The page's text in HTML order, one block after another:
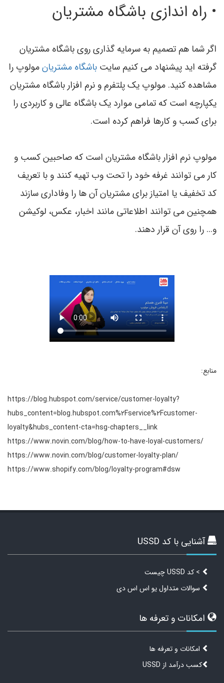
• راه اندازي باشگاه مشتریان
اگر شما هم تصمیم به سرمایه گذاری روی باشگاه مشتریان
گرفته اید پیشنهاد می کنیم سایت باشگاه مشتريانمولوپ را
مشاهده کنید. مولوپ يک پلتفرم و نرم افزار باشگاه مشتریان
یکپارچه است که تمامی موارد یک باشگاه عالی و کاربردی را
براي کسب و کارها فراهم کرده است.
مولوپ نرم افزار باشگاه مشتریان است که صاحبین کسب و
کار می توانند غرفه خود را تحت وب تهیه کنند و با تعریف
کد تخفیف یا امتیاز برای مشتریان آن ها را وفاداری سازند
همچنین می توانند اطلاعاتی مانند اخبار، عکس، لوکیشن
و... را روی آن قرار دهند.
منابع:
https://blog.hubspot.com/service/customer-loyalty?
hubs_content=blog.hubspot.com%2Fservice%2Fcustomer-
loyalty&hubs_content-cta=hsg-chapters__link
https://www.novin.com/blog/how-to-have-loyal-customers/
https://www.novin.com/blog/customer-loyalty-plan/
https://www.shopify.com/blog/loyalty-program#dsw
آشنایی با کد USSD
> کد USSD چیست
سوالات متداول یو اس اس دی
امکانات و تعرفه ها
امکانات و تعرفه ها
کسب درآمد از USSD